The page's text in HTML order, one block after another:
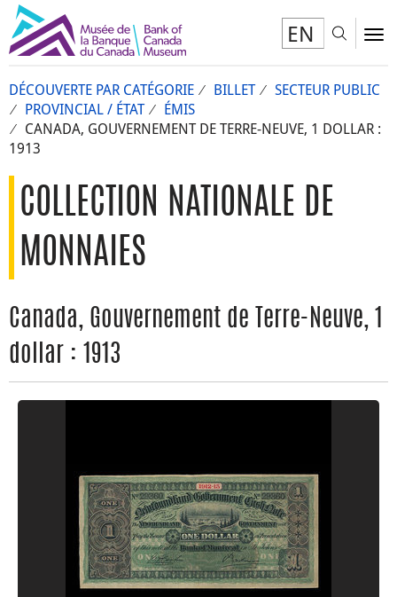
EN
DÉCOUVERTE PAR CATÉGORIE BILLET
SECTEUR PUBLIC
PROVINCIAL / ÉTAT
ÉMIS
CANADA, GOUVERNEMENT DE TERRE-NEUVE, 1 DOLLAR :
1913
COLLECTION NATIONALE DE
MONNAIES
Canada, Gouvernement de Terre-Neuve, 1
dollar : 1913